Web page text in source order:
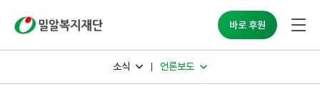
바로 후원
소식 언론보도